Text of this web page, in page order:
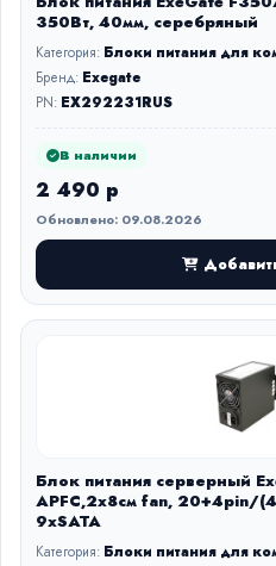
350Вт, 40мм, серебряный
Категория: Блоки питания для
Бренд: Exegate
PN: EX292231RUS
В наличии
2 490 р
Обновлено: 09.08.2026
Блок питания серверный
APFC,2х8см fan, 20+4pin/
9xSATA
Категория: Блоки питания для